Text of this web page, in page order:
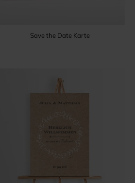
Save the Date Karte